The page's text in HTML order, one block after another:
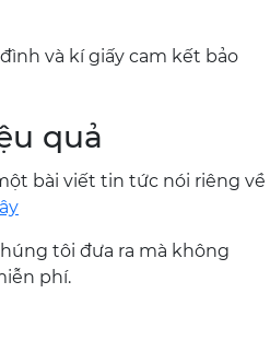
và kí giấy cam kết bảo
quả
bài viết tin tức nói riêng về
tôi đưa ra mà không
phí.